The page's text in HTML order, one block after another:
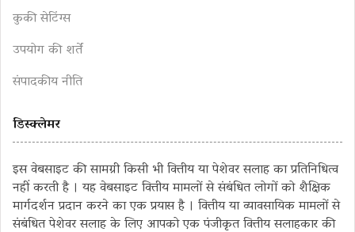
कुकी सेटिंग्स
उपयोग की शर्तें
संपादकीय नीति
डिस्क्लेमर
इस वेबसाइट की सामग्री किसी भी वित्तीय या पेशेवर सलाह का प्रतिनिधित्व
नहीं करती है । यह वेबसाइट वित्तीय मामलों से संबंधित लोगों को शैक्षिक
मार्गदर्शन प्रदान करने का एक प्रयास है । वित्तीय या व्यावसायिक मामलों से
संबंधित पेशेवर सलाह के लिए आपको एक पंजीकृत वित्तीय सलाहकार की